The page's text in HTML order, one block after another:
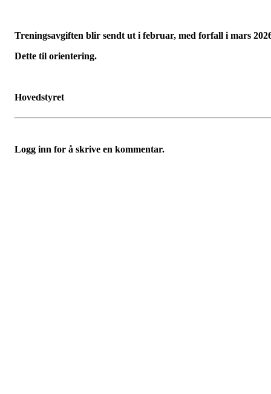
Treningsavgiften blir sendt ut i februar, med forfall i mars
Dette til orientering.
Hovedstyret
Logg inn for å skrive en kommentar.